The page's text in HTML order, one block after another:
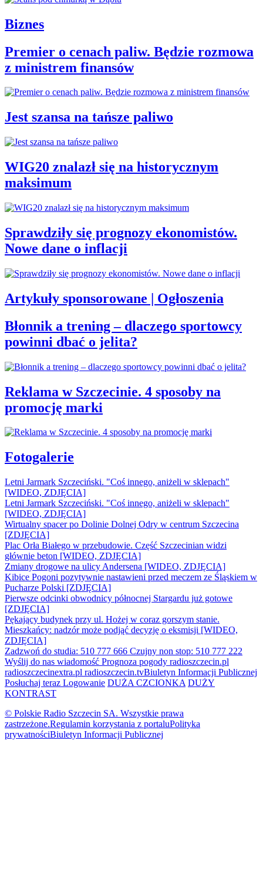
Biznes
Premier o cenach paliw. Będzie rozmowa
z ministrem finansów
Jest szansa na tańsze paliwo
WIG20 znalazł się na historycznym
maksimum
Sprawdziły się prognozy ekonomistów.
Nowe dane o inflacji
Artykuły sponsorowane | Ogłoszenia
Błonnik a trening – dlaczego sportowcy
powinni dbać o jelita?
Reklama w Szczecinie. 4 sposoby na
promocję marki
Fotogalerie
Letni Jarmark Szczeciński. "Coś innego, aniżeli w sklepach"
[WIDEO, ZDJĘCIA]
Letni Jarmark Szczeciński. "Coś innego, aniżeli w sklepach"
[WIDEO, ZDJĘCIA]
Wirtualny spacer po Dolinie Dolnej Odry w centrum Szczecina
[ZDJĘCIA]
Plac Orła Białego w przebudowie. Część Szczecinian widzi
głównie beton [WIDEO, ZDJĘCIA]
Zmiany drogowe na ulicy Andersena [WIDEO, ZDJĘCIA]
Kibice Pogoni pozytywnie nastawieni przed meczem ze Śląskiem w
Pucharze Polski [ZDJĘCIA]
Pierwsze odcinki obwodnicy północnej Stargardu już gotowe
[ZDJĘCIA]
Pękający budynek przy ul. Hożej w coraz gorszym stanie.
Mieszkańcy: nadzór może podjąć decyzję o eksmisji [WIDEO,
ZDJĘCIA]
Zadzwoń do studia: 510 777 666 Czujny non stop: 510 777 222
Wyślij do nas wiadomość Prognoza pogody radioszczecin.pl
radioszczecinextra.pl radioszczecin.tvBiuletyn Informacji Publicznej
Posłuchaj teraz Logowanie DUŻA CZCIONKA DUŻY
KONTRAST
© Polskie Radio Szczecin SA. Wszystkie prawa
zastrzeżone.Regulamin korzystania z portaluPolityka
prywatnościBiuletyn Informacji Publicznej